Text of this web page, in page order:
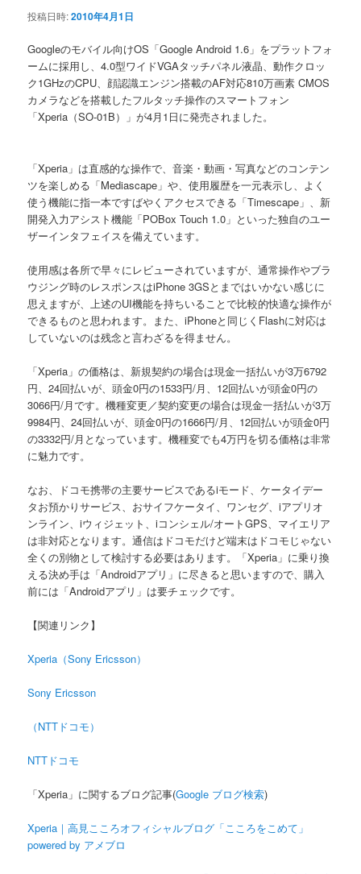
投稿日時:2010年4月1日
Googleのモバイル向けOS「Google Android 1.6」をプラットフォ
ームに採用し、4.0型ワイドVGAタッチパネル液晶、動作クロッ
ク1GHzのCPU、顔認識エンジン搭載のAF対応810万画素 CMOS
カメラなどを搭載したフルタッチ操作のスマートフォン
「Xperia（SO-01B）」が4月1日に発売されました。
「Xperia」は直感的な操作で、音楽・動画・写真などのコンテン
ツを楽しめる「Mediascape」や、使用履歴を一元表示し、よく
使う機能に指一本ですばやくアクセスできる「Timescape」、新
開発入力アシスト機能「POBox Touch 1.0」といった独自のユー
ザーインタフェイスを備えています。
使用感は各所で早々にレビューされていますが、通常操作やブラ
ウジング時のレスポンスはiPhone 3GSとまではいかない感じに
思えますが、上述のUI機能を持ちいることで比較的快適な操作が
できるものと思われます。また、iPhoneと同じくFlashに対応は
していないのは残念と言わざるを得ません。
「Xperia」の価格は、新規契約の場合は現金一括払いが3万6792
円、24回払いが、頭金0円の1533円/月、12回払いが頭金0円の
3066円/月です。機種変更／契約変更の場合は現金一括払いが3万
9984円、24回払いが、頭金0円の1666円/月、12回払いが頭金0円
の3332円/月となっています。機種変でも4万円を切る価格は非常
に魅力です。
なお、ドコモ携帯の主要サービスであるiモード、ケータイデー
タお預かりサービス、おサイフケータイ、ワンセグ、iアプリオ
ンライン、iウィジェット、iコンシェル/オートGPS、マイエリア
は非対応となります。通信はドコモだけど端末はドコモじゃない
全くの別物として検討する必要はあります。「Xperia」に乗り換
える決め手は「Androidアプリ」に尽きると思いますので、購入
前には「Androidアプリ」は要チェックです。
【関連リンク】
Xperia（Sony Ericsson）
Sony Ericsson
（NTTドコモ）
NTTドコモ
「Xperia」に関するブログ記事(Google ブログ検索)
Xperia｜高見こころオフィシャルブログ「こころをこめて」
powered by アメブロ